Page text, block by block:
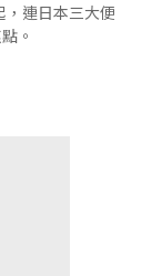
連日本三大便
。